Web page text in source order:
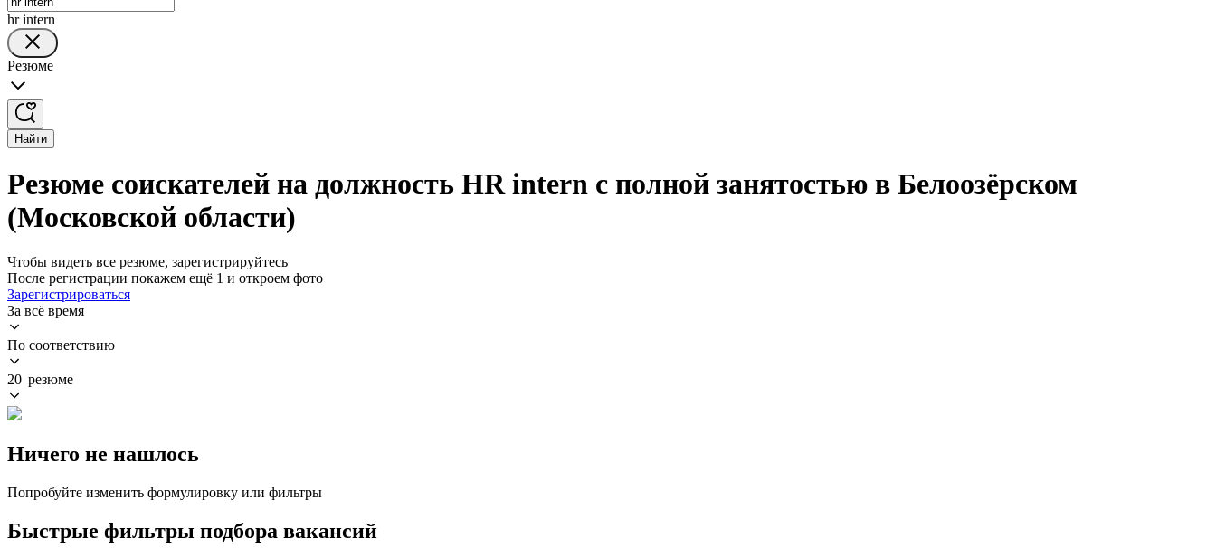
hr intern
Резюме
Найти
Резюме соискателей на должность HR intern с полной занятостью в Белоозёрском
(Московской области)
Чтобы видеть все резюме, зарегистрируйтесь
После регистрации покажем ещё 1 и откроем фото
Зарегистрироваться
За всё время
По соответствию
20 резюме
Ничего не нашлось
Попробуйте изменить формулировку или фильтры
Быстрые фильтры подбора вакансий